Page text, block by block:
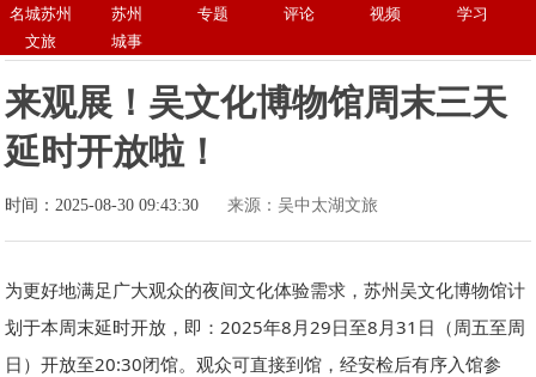
名城苏州 苏州 专题 评论 视频
学习
文旅
城事
来观展！吴文化博物馆周末三天
延时开放啦！
时间：2025-08-30 09:43:30 来源：吴中太湖文旅
为更好地满足广大观众的夜间文化体验需求，苏州吴文化博物馆计
划于本周末延时开放，即：2025年8月29日至8月31日（周五至周
日）开放至20:30闭馆。观众可直接到馆，经安检后有序入馆参